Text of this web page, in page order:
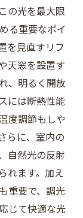
の光を最大限
る重要なポイ
を見直すリフ
天窓を設置す
、明るく開放
には断熱性能
度調節もしや
らに、室内の
自然光の反射
れます。加え
重要で、調光
じて快適な光